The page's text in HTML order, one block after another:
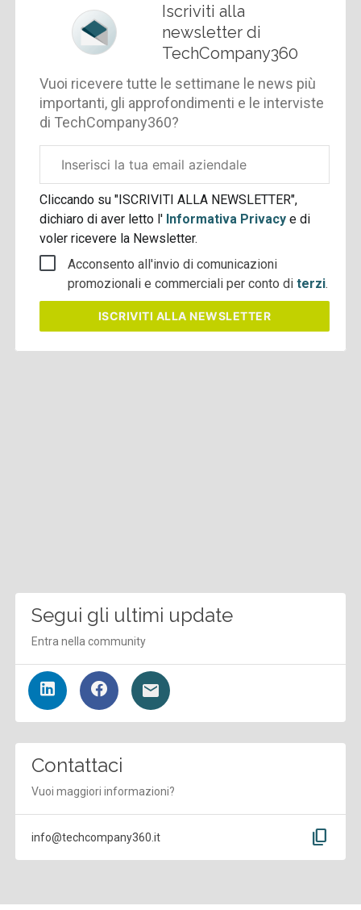
Iscriviti alla
newsletter di
TechCompany360
Vuoi ricevere tutte le settimane le news più
importanti, gli approfondimenti e le interviste
di TechCompany360?
aziendale
Cliccando su "ISCRIVITI ALLA NEWSLETTER",
dichiaro di aver letto l' Informativa Privacye di
voler ricevere la Newsletter.
Acconsento all'invio di comunicazioni
promozionali e commerciali per conto diterzi.
ISCRIVITI ALLA NEWSLETTER
Segui gli ultimi update
Entra nella community
Contattaci
Vuoi maggiori informazioni?
info@techcompany360.it content_copy